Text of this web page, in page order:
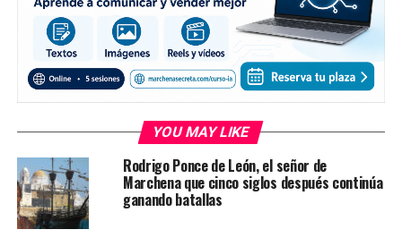
YOU MAY LIKE
Rodrigo Ponce de León, el señor de
Marchena que cinco siglos después continúa
ganando batallas